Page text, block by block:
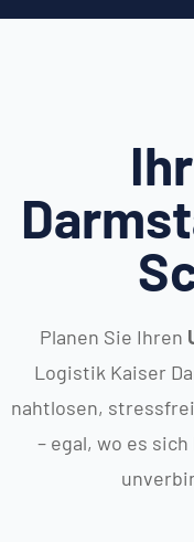
Planen Sie Ihren
Logistik Kaiser
nahtlosen,
– egal, wo es